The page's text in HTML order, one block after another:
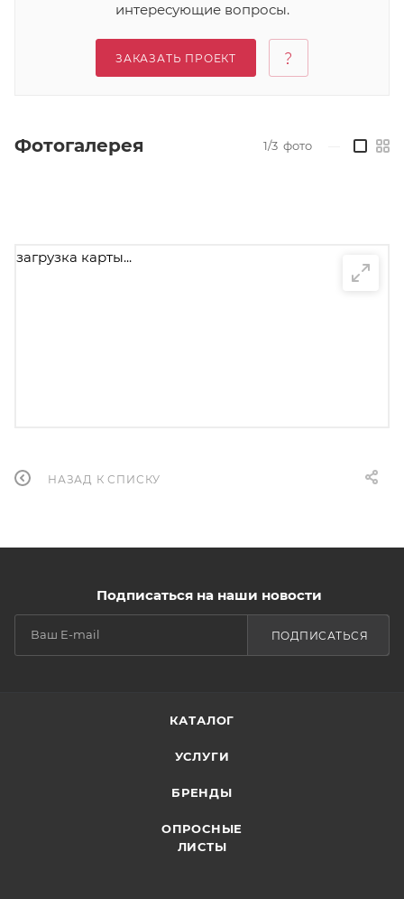
интересующие вопросы.
ЗАКАЗАТЬ ПРОЕКТ
Фотогалерея 1/3 фото
загрузка карты...
НАЗАД К СПИСКУ
Подписаться на наши новости
ПОДПИСАТЬСЯ
КАТАЛОГ
УСЛУГИ
БРЕНДЫ
ОПРОСНЫЕ
ЛИСТЫ